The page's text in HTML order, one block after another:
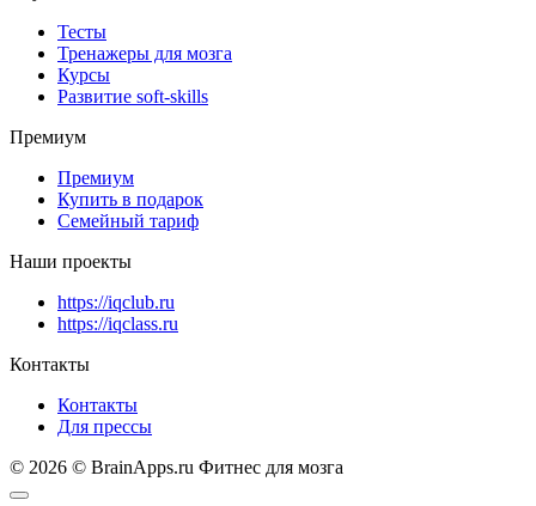
Тесты
Тренажеры для мозга
Курсы
Развитие soft-skills
Премиум
Премиум
Купить в подарок
Семейный тариф
Наши проекты
https://iqclub.ru
https://iqclass.ru
Контакты
Контакты
Для прессы
© 2026 © BrainApps.ru Фитнес для мозга